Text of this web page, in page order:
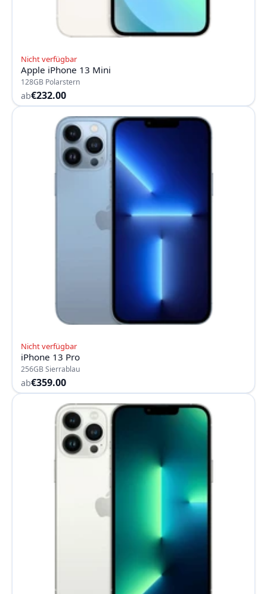
Nicht verfügbar
Apple iPhone 13 Mini
128GB Polarstern
ab€232.00
Nicht verfügbar
iPhone 13 Pro
256GB Sierrablau
ab€359.00